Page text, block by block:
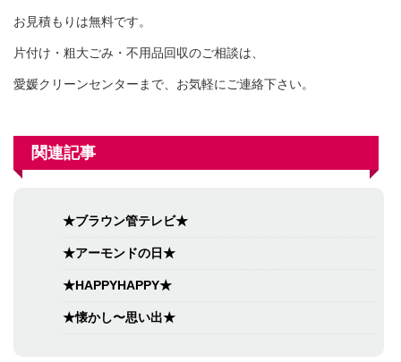
お見積もりは無料です。
片付け・粗大ごみ・不用品回収のご相談は、
愛媛クリーンセンターまで、お気軽にご連絡下さい。
関連記事
★ブラウン管テレビ★
★アーモンドの日★
★HAPPYHAPPY★
★懐かし〜思い出★